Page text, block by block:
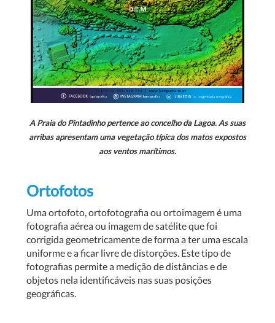
A Praia do Pintadinho pertence ao concelho da Lagoa. As suas
arribas apresentam umavegetação típica dos matos expostos
aos ventos marítimos.
Ortofotos
Uma ortofoto, ortofotografia ou ortoimagem é uma
fotografia aérea ou imagem de satélite que foi
corrigida geometricamente de forma a ter uma escala
uniforme e a ficar livre de distorções. Este tipo de
fotografias permite a medição de distâncias e de
objetos nela identificáveis nas suas posições
geográficas.